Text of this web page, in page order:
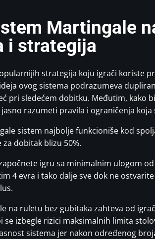
Martingale
i strategija
strategija koju igrači koriste
ovog sistema podrazumeva
pri sledećem dobitku. Međutim, kako
razumeti pravila i ograničenja koja
sistem najbolje funkcioniše kod
dobitak blizu 50%.
igru sa minimalnim ulogom
4 evra i tako dalje sve dok ne
na ruletu bez gubitaka zahteva od
se izbegle rizici maksimalnih limita
sistema jer nakon određenog